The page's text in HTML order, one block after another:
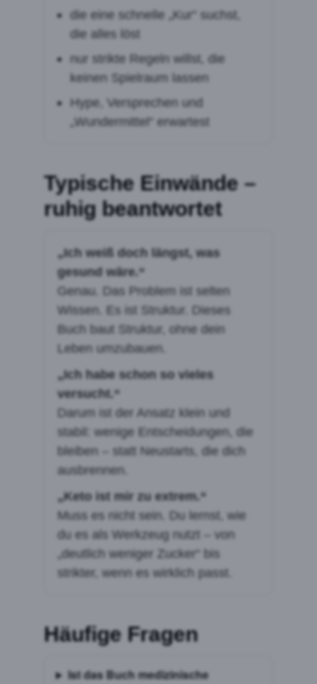
die eine schnelle „Kur“ suchst,
die alles löst
nur strikte Regeln willst, die
keinen Spielraum lassen
Hype, Versprechen und
„Wundermittel“ erwartest
Typische Einwände –
ruhig beantwortet
„Ich weiß doch längst, was
gesund wäre.“
Genau. Das Problem ist selten
Wissen. Es ist Struktur. Dieses
Buch baut Struktur, ohne dein
Leben umzubauen.
„Ich habe schon so vieles
versucht.“
Darum ist der Ansatz klein und
stabil: wenige Entscheidungen, die
bleiben – statt Neustarts, die dich
ausbrennen.
„Keto ist mir zu extrem.“
Muss es nicht sein. Du lernst, wie
du es als Werkzeug nutzt – von
„deutlich weniger Zucker“ bis
strikter, wenn es wirklich passt.
Häufige Fragen
Ist das Buch medizinische